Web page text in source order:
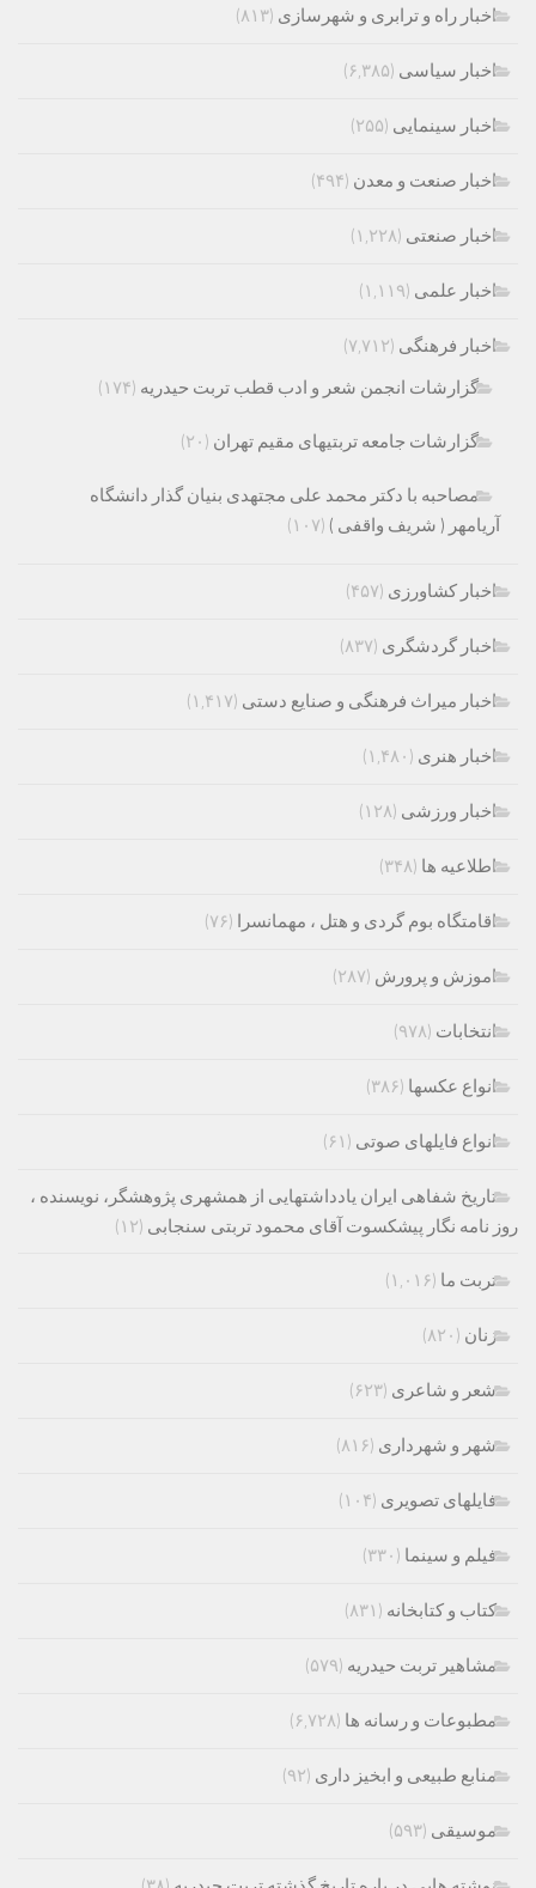
اخبار راه و ترابری و شهرسازی (۸۱۳)
اخبار سیاسی (۶,۳۸۵)
اخبار سینمایی (۲۵۵)
اخبار صنعت و معدن (۴۹۴)
اخبار صنعتی (۱,۲۲۸)
اخبار علمی (۱,۱۱۹)
اخبار فرهنگی (۷,۷۱۲)
گزارشات انجمن شعر و ادب قطب تربت حیدریه (۱۷۴)
گزارشات جامعه تربتیهای مقیم تهران (۲۰)
مصاحبه با دکتر محمد علی مجتهدی بنیان گذار دانشگاه
آریامهر ( شریف واقفی ) (۱۰۷)
اخبار کشاورزی (۴۵۷)
اخبار گردشگری (۸۳۷)
اخبار میراث فرهنگی و صنایع دستی (۱,۴۱۷)
اخبار هنری (۱,۴۸۰)
اخبار ورزشی (۱۲۸)
اطلاعیه ها (۳۴۸)
اقامتگاه بوم گردی و هتل ، مهمانسرا (۷۶)
اموزش و پرورش (۲۸۷)
انتخابات (۹۷۸)
انواع عکسها (۳۸۶)
انواع فایلهای صوتی (۶۱)
تاریخ شفاهی ایران یادداشتهایی از همشهری پژوهشگر، نویسنده ،
روز نامه نگار پیشکسوت آقای محمود تربتی سنجابی (۱۲)
تربت ما (۱,۰۱۶)
زنان (۸۲۰)
شعر و شاعری (۶۲۳)
شهر و شهرداری (۸۱۶)
فایلهای تصویری (۱۰۴)
فیلم و سینما (۳۳۰)
کتاب و کتابخانه (۸۳۱)
مشاهیر تربت حیدریه (۵۷۹)
مطبوعات و رسانه ها (۶,۷۲۸)
منابع طبیعی و ابخیز داری (۹۲)
موسیقی (۵۹۳)